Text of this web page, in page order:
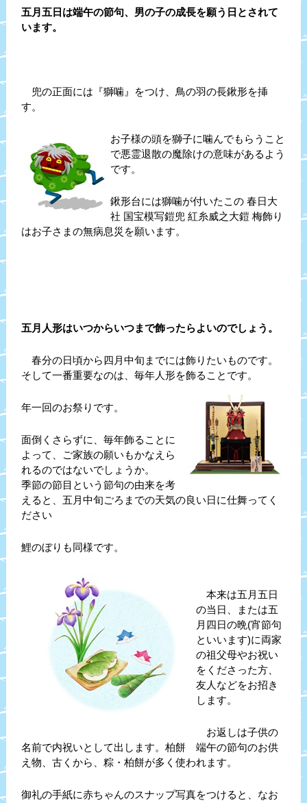
五月五日は端午の節句、男の子の成長を願う日とされて
います。
兜の正面には『獅噛』をつけ、鳥の羽の長鍬形を挿
す。
お子様の頭を獅子に噛んでもらうこと
で悪霊退散の魔除けの意味があるよう
です。
鍬形台には獅噛が付いたこの春日大
社 国宝模写鎧兜 紅糸威之大鎧 梅飾り
はお子さまの無病息災を願います。
五月人形はいつからいつまで飾ったらよいのでしょう。
春分の日頃から四月中旬までには飾りたいものです。
そして一番重要なのは、毎年人形を飾ることです。
年一回のお祭りです。
面倒くさらずに、毎年飾ることに
よって、ご家族の願いもかなえら
れるのではないでしょうか。
季節の節目という節句の由来を考
えると、五月中旬ごろまでの天気の良い日に仕舞ってく
ださい
鯉のぼりも同様です。
本来は五月五日
の当日、または五
月四日の晩(宵節句
といいます)に両家
の祖父母やお祝い
をくださった方、
友人などをお招き
します。
お返しは子供の
名前で内祝いとして出します。柏餅 端午の節句のお供
え物、古くから、粽・柏餅が多く使われます。
御礼の手紙に赤ちゃんのスナップ写真をつけると、なお